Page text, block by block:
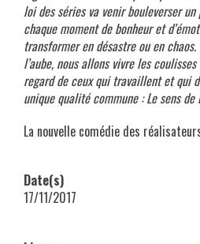
loi des séries va venir bouleverser
chaque moment de bonheur et
transformer en désastre ou en
l’aube, nous allons vivre les
regard de ceux qui travaillent et qui
unique qualité commune : Le sens
La nouvelle comédie des
Date(s)
17/11/2017